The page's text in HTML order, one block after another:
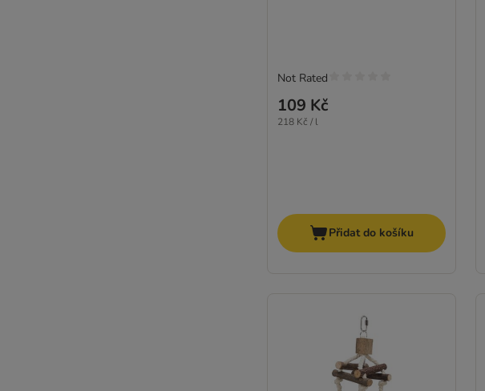
109 Kč
218 Kč / l
Not Rated
Přidat do košíku